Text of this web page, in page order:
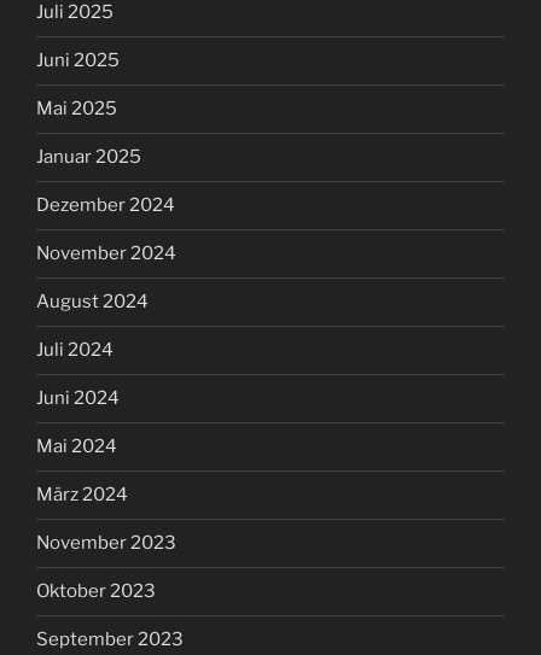
Juli 2025
Juni 2025
Mai 2025
Januar 2025
Dezember 2024
November 2024
August 2024
Juli 2024
Juni 2024
Mai 2024
März 2024
November 2023
Oktober 2023
September 2023